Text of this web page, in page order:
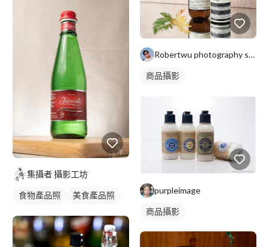
集攝者 攝影工坊
食物產品照
美食產品照
商品攝影
Robertwu photography studio
商品攝影
purpleimage
商品攝影